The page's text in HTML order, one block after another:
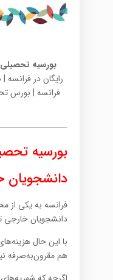
بورسیه تحصیلی
رایگان در
فرانسه | بورس
بورسیه
دانشجویان
فرانسه به یکی از
دانشجویان
با این حال
هم مقرون‌به‌صرفه